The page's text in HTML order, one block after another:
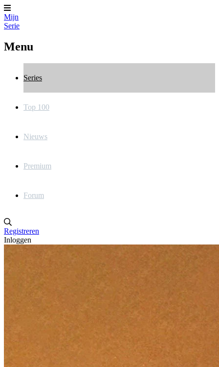
Mijn
Serie
Menu
Series
Top 100
Nieuws
Premium
Forum
Registreren
Inloggen